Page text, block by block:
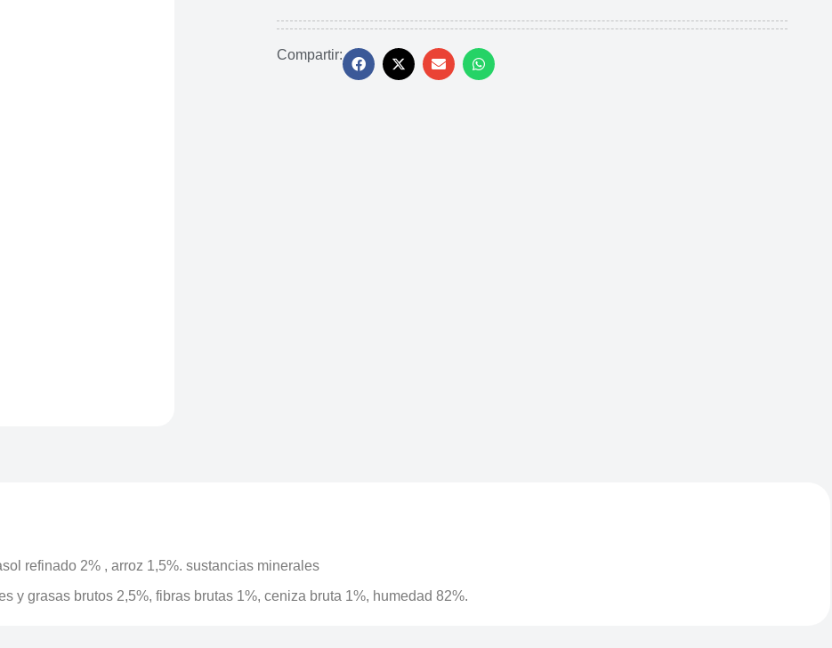
Compartir:
refinado 2% , arroz 1,5%. sustancias minerales
y grasas brutos 2,5%, fibras brutas 1%, ceniza bruta 1%, humedad 82%.